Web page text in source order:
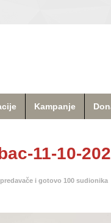
Kampanje
11-10-
i gotovo 100 sudionika